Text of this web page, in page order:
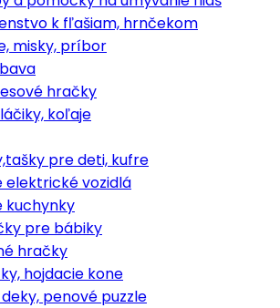
k fľašiam, hrnčekom
misky, príbor
hračky
koľaje
pre deti, kufre
elektrické vozidlá
kuchynky
pre bábiky
hračky
hojdacie kone
penové puzzle